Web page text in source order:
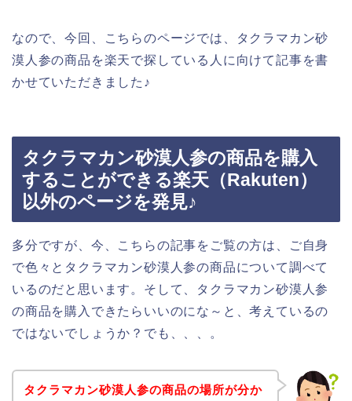
なので、今回、こちらのページでは、タクラマカン砂
漠人参の商品を楽天で探している人に向けて記事を書
かせていただきました♪
タクラマカン砂漠人参の商品を購入
することができる楽天（Rakuten）
以外のページを発見♪
多分ですが、今、こちらの記事をご覧の方は、ご自身
で色々とタクラマカン砂漠人参の商品について調べて
いるのだと思います。そして、タクラマカン砂漠人参
の商品を購入できたらいいのにな～と、考えているの
ではないでしょうか？でも、、、。
タクラマカン砂漠人参の商品の場所が分か